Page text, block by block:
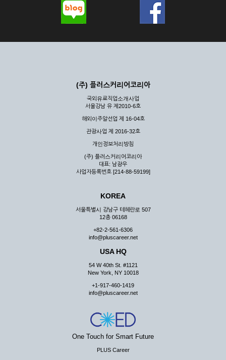
여 배상하지 않습니다.
제3장 권리 및 의무
공할 수 있도록 최선의 노력을 다하여야 합니다.
게 누설, 배포하여서는 안됩니다. 다만, 관계법령에 의하여 국가
기관 등의 합법적인 요구가 있는 경우에는 해당 되지 않습니다.
③ 회사는 이용자로부터 제기되는 의견이나 불만이 정당하다고
인정할 경우에는 즉시 처리하여야 하며, 즉시 처리가 곤란한 경
우 그 처리를 위해 노력해야 합니다.
제7조 (회원의 의무)
① 회원은 ID와 비밀 번호에 관한 모든 관리의 책임이 있으며
② 회원은 이용신청서의 기재내용 중 변경된 내용이 있는 경우
서비스를 통하여 그 내용을 회사에 통지하여야 합니다.
③ 다른 회원의 ID와 비밀번호를 부당하게 사용하는 행위를
④ 회원은 회사의 서비스에서 타 사이트의 홍보행위를 하지 않
아야 하며 공공질서나 미풍약속에 위배되는 내용 혹은 저작권을
리 행위도 할 수 없습니다.
사가 통지하는 사항을 준수하여야 하며, 기타 회사의 업무에 방
해되는 행위를 하여서는 아니 됩니다.
제8조 (회원의 관리)
① 회원은 언제든 이 약관에 대한 동의를 철회할 수 있습니다.
(주) 플러스커리어코리아
국외유료직업소개사업
서울강남 유 제2010-6호
해외이주알선업 제 16-04호
관광사업 제 2016-32호
개인정보처리방침
(주) 플러스커리어코리아
대표: 남광우
사업자등록번호 [214-88-59199]
KOREA
서울특별시 강남구 테헤란로 507
12층 06168
+82-2-561-6306
info@pluscareer.net
USA HQ
54 W 40th St. #1121
New York, NY 10018
+1-917-460-1419
info@pluscareer.net
One Touch for Smart Future
PLUS Career